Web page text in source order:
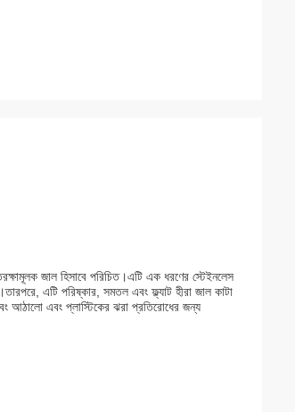
জাল হিসাবে পরিচিত।এটি এক ধরণের স্টেইনলেস
এটি পরিষ্কার, সমতল এবং ফ্ল্যাট হীরা জাল কাটা
আঠালো এবং প্লাস্টিকের ঝরা প্রতিরোধের জন্য